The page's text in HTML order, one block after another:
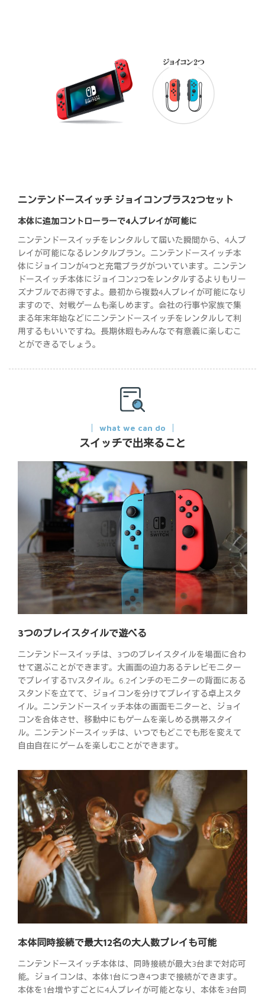
ニンテンドースイッチ ジョイコンプラス2つセット
本体に追加コントローラーで4人プレイが可能に
ニンテンドースイッチをレンタルして届いた瞬間から、4人プ
レイが可能になるレンタルプラン。ニンテンドースイッチ本
体にジョイコンが4つと充電プラグがついています。ニンテン
ドースイッチ本体にジョイコン2つをレンタルするよりもリー
ズナブルでお得ですよ。最初から複数4人プレイが可能になり
ますので、対戦ゲームも楽しめます。会社の行事や家族で集
まる年末年始などにニンテンドースイッチをレンタルして利
用するもいいですね。長期休暇もみんなで有意義に楽しむこ
とができるでしょう。
what we can do
スイッチで出来ること
3つのプレイスタイルで遊べる
ニンテンドースイッチは、3つのプレイスタイルを場面に合わ
せて選ぶことができます。大画面の迫力あるテレビモニター
でプレイするTVスタイル。6.2インチのモニターの背面にある
スタンドを立てて、ジョイコンを分けてプレイする卓上スタ
イル。ニンテンドースイッチ本体の画面モニターと、ジョイ
コンを合体させ、移動中にもゲームを楽しめる携帯スタイ
ル。ニンテンドースイッチは、いつでもどこでも形を変えて
自由自在にゲームを楽しむことができます。
本体同時接続で最大12名の大人数プレイも可能
ニンテンドースイッチ本体は、同時接続が最大3台まで対応可
能。ジョイコンは、本体1台につき4つまで接続ができます。
本体を1台増やすごとに4人プレイが可能となり、本体を3台同